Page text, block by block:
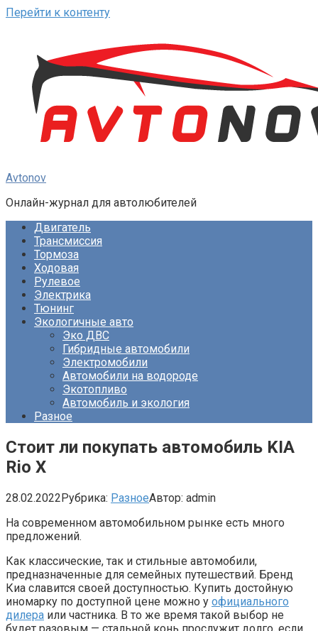
Перейти к контенту
Avtonov
Онлайн-журнал для автолюбителей
Двигатель
Трансмиссия
Тормоза
Ходовая
Рулевое
Электрика
Тюнинг
Экологичные авто
Эко ДВС
Гибридные автомобили
Электромобили
Автомобили на водороде
Экотопливо
Автомобиль и экология
Разное
Стоит ли покупать автомобиль KIA
Rio X
28.02.2022Рубрика: РазноеАвтор: admin
На современном автомобильном рынке есть много
предложений.
Как классические, так и стильные автомобили,
предназначенные для семейных путешествий. Бренд
Киа славится своей доступностью. Купить достойную
иномарку по доступной цене можно у официального
дилера или частника. В то же время такой выбор не